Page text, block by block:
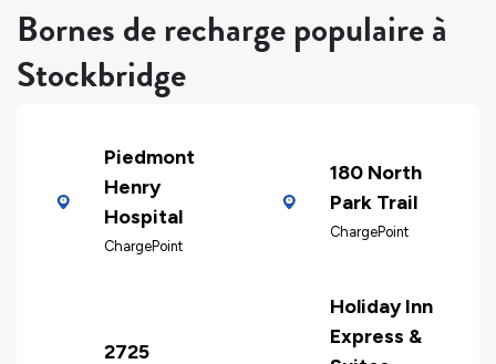
Bornes de recharge populaire à
Stockbridge
Piedmont
Henry
Hospital
ChargePoint
180 North
Park Trail
ChargePoint
2725
Holiday Inn
Express &